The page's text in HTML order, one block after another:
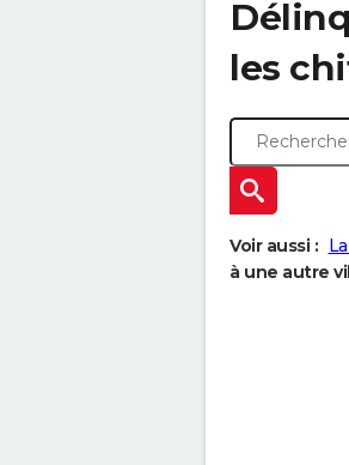
les
Voir aussi :
à une autre